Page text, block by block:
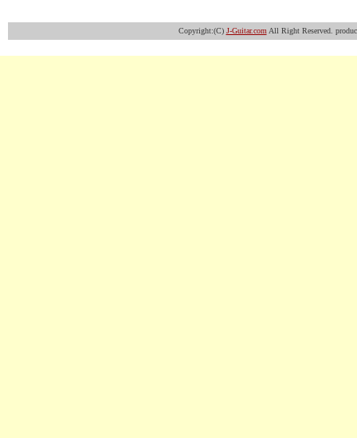
Copyright:(C) J-Guitar.com All Right Reserved.